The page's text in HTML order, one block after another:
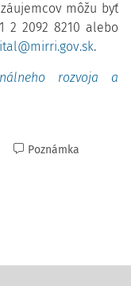
môžu byť
2 2092 8210 alebo
.
rozvoja a
Poznámka